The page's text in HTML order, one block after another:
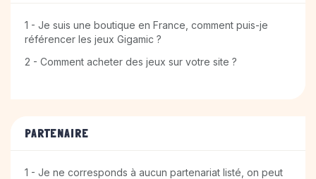
1 - Je suis une boutique en France, comment puis-je
référencer les jeux Gigamic ?
2 - Comment acheter des jeux sur votre site ?
PARTENAIRE
1 - Je ne corresponds à aucun partenariat listé, on peut